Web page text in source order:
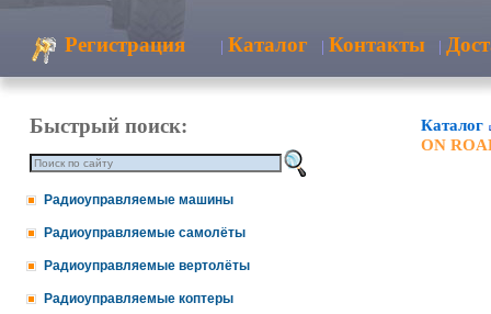
Регистрация | Каталог | Контакты |
Быстрый поиск:
Радиоуправляемые машины
Радиоуправляемые самолёты
Радиоуправляемые вертолёты
Радиоуправляемые коптеры
Каталог
ON